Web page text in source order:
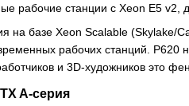
рабочие станции с Xeon E5 v2,
на базе Xeon Scalable (Skylake/
рабочих станций.
и 3D-художников это
A-серия